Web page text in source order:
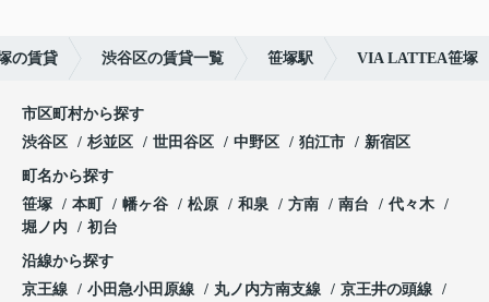
の賃貸 渋谷区の賃貸一覧 笹塚駅 VIA LATTEA笹塚
市区町村から探す
渋谷区
杉並区 世田谷区 中野区 狛江市 新宿区
町名から探す
笹塚
本町 幡ヶ谷 松原 和泉 方南 南台
代々木
堀ノ内
初台
沿線から探す
京王線
小田急小田原線 丸ノ内方南支線
京王井の頭線